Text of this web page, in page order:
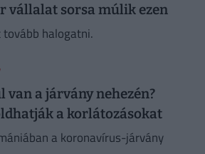
vállalat sorsa múlik ezen
halogatni.
a járvány nehezén?
a korlátozásokat
a koronavírus-járvány